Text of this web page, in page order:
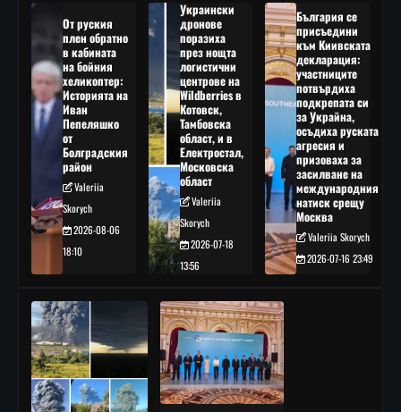
От руския
плен обратно
в кабината
на бойния
хеликоптер:
Историята на
Иван
Пепеляшко
от
Болградския
район
Valeriia
Skorych
2026-08-06
18:10
Украински
дронове
поразиха
през нощта
логистични
центрове на
Wildberries в
Котовск,
Тамбовска
област, и в
Електростал,
Московска
област
Valeriia
Skorych
2026-07-18
13:56
България се
присъедини
към Киивската
декларация:
участниците
потвърдиха
подкрепата си
за Украйна,
осъдиха руската
агресия и
призоваха за
засилване на
международния
натиск срещу
Москва
Valeriia Skorych
2026-07-16 23:49